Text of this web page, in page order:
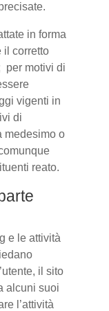
in forma
il corretto
per motivi di
vigenti in
di
medesimo o
reato.
e le attività
il sito
alcuni suoi
l’attività